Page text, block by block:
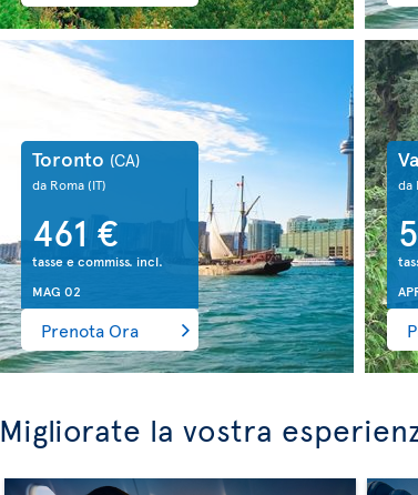
Toronto (CA)
da Roma(IT)
461 €
tasse e commiss. incl.
MAG 02
Prenota Ora
da
Migliorate la vostra